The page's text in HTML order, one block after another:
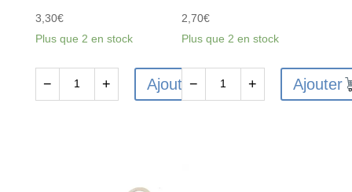
3,30€
Plus que 2 en stock
− + Ajouter
2,70€
Plus que 2 en stock
− + Ajouter